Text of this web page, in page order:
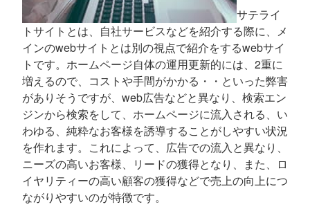
サテライ
トサイトとは、自社サービスなどを紹介する際に、メ
インのwebサイトとは別の視点で紹介をするwebサイ
トです。ホームページ自体の運用更新的には、2重に
増えるので、コストや手間がかかる・・といった弊害
がありそうですが、web広告などと異なり、検索エン
ジンから検索をして、ホームページに流入される、い
わゆる、純粋なお客様を誘導することがしやすい状況
を作れます。これによって、広告での流入と異なり、
ニーズの高いお客様、リードの獲得となり、また、ロ
イヤリティーの高い顧客の獲得などで売上の向上につ
ながりやすいのが特徴です。